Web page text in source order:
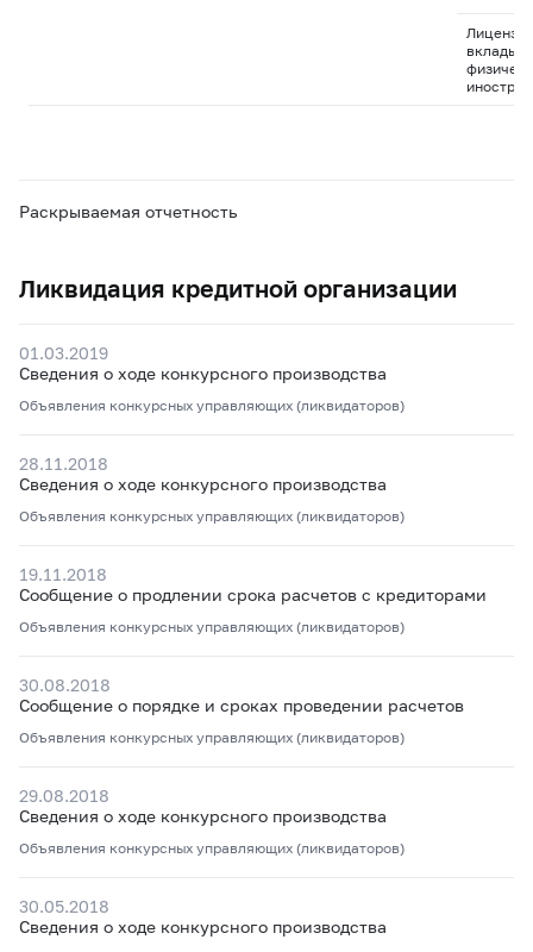
вклады
Раскрываемая отчетность
Ликвидация кредитной организации
01.03.2019
Сведения о ходе конкурсного производства
Объявления конкурсных управляющих (ликвидаторов)
28.11.2018
Сведения о ходе конкурсного производства
Объявления конкурсных управляющих (ликвидаторов)
19.11.2018
Сообщение о продлении срока расчетов с кредиторами
Объявления конкурсных управляющих (ликвидаторов)
30.08.2018
Сообщение о порядке и сроках проведении расчетов
Объявления конкурсных управляющих (ликвидаторов)
29.08.2018
Сведения о ходе конкурсного производства
Объявления конкурсных управляющих (ликвидаторов)
30.05.2018
Сведения о ходе конкурсного производства